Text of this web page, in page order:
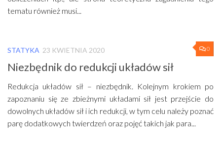
tematu również musi...
0
STATYKA 23 KWIETNIA 2020
Niezbędnik do redukcji układów sił
Redukcja układów sił – niezbędnik. Kolejnym krokiem po
zapoznaniu się ze zbieżnymi układami sił jest przejście do
dowolnych układów sił i ich redukcji, w tym celu należy poznać
parę dodatkowych twierdzeń oraz pojęć takich jak para...